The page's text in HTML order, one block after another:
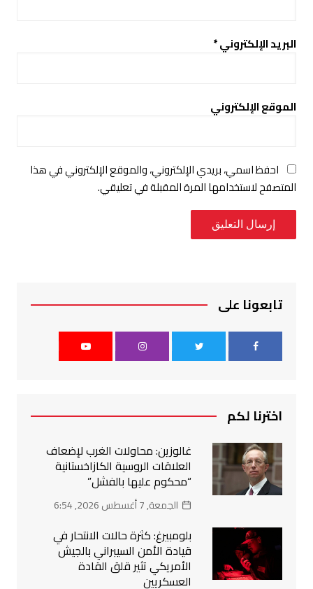
البريد الإلكتروني*
الموقع الإلكتروني
احفظ اسمي، بريدي الإلكتروني، والموقع الإلكتروني في هذا
المتصفح لاستخدامها المرة المقبلة في تعليقي.
تابعونا على
اخترنا لكم
غالوزين: محاولات الغرب لإضعاف
العلاقات الروسية الكازاخستانية
“محكوم عليها بالفشل”
الجمعة, 7 أغسطس 2026, 6:54
بلومبيرغ: كثرة حالات الانتحار في
قيادة الأمن السيبراني بالجيش
الأمريكي تثير قلق القادة
العسكريين